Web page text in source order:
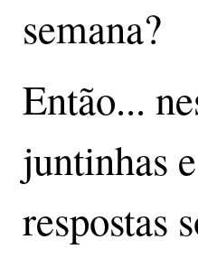
semana?
Então...
juntinhas
respostas